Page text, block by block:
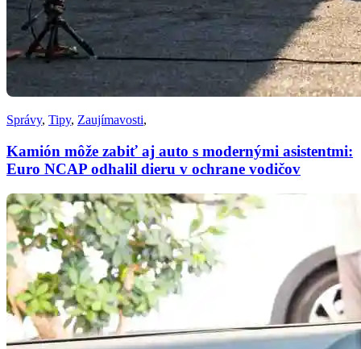
Správy, Tipy, Zaujímavosti,
Kamión môže zabiť aj auto s modernými asistentmi:
Euro NCAP odhalil dieru v ochrane vodičov